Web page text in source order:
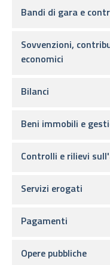
Bandi di gara e
Sovvenzioni,
economici
Bilanci
Beni immobili e
Controlli e rilievi
Servizi erogati
Pagamenti
Opere pubbliche